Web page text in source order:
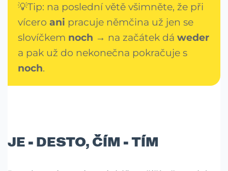
💡Tip: na poslední větě všimněte, že při
vícero ani pracuje němčina už jen se
slovíčkem noch → na začátek dá weder
a pak už do nekonečna pokračuje s
noch.
JE - DESTO, ČÍM - TÍM